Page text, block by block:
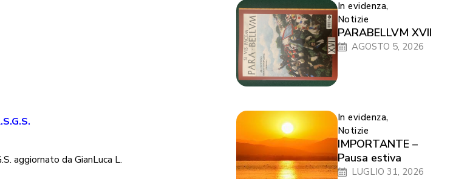
aggiornato da GianLuca L.
In evidenza,
Notizie
PARABELLVM XVII
AGOSTO 5, 2026
In evidenza,
Notizie
IMPORTANTE –
Pausa estiva
LUGLIO 31, 2026